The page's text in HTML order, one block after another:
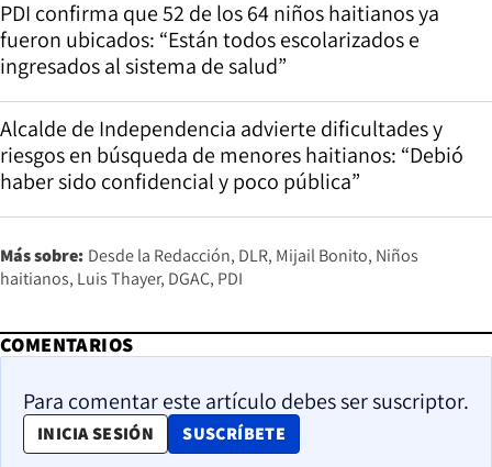
PDI confirma que 52 de los 64 niños haitianos ya
fueron ubicados: “Están todos escolarizados e
ingresados al sistema de salud”
Alcalde de Independencia advierte dificultades y
riesgos en búsqueda de menores haitianos: “Debió
haber sido confidencial y poco pública”
Más sobre: Desde la Redacción DLR Mijail Bonito Niños
haitianos Luis Thayer DGAC PDI
COMENTARIOS
Para comentar este artículo debes ser suscriptor.
INICIA SESIÓN SUSCRÍBETE
OPENS IN NEW WINDOW